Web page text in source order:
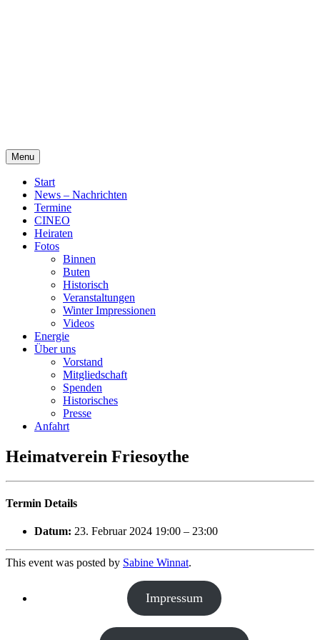
Menu
Start
News – Nachrichten
Termine
CINEO
Heiraten
Fotos
Binnen
Buten
Historisch
Veranstaltungen
Winter Impressionen
Videos
Energie
Über uns
Vorstand
Mitgliedschaft
Spenden
Historisches
Presse
Anfahrt
Heimatverein Friesoythe
Termin Details
Datum: 23. Februar 2024 19:00 – 23:00
This event was posted by Sabine Winnat.
Impressum